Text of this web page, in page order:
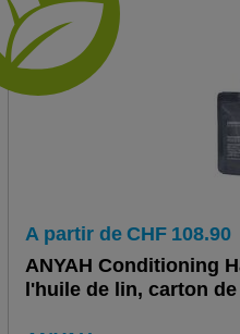
A partir de CHF 108.90
ANYAH Conditioning
l'huile de lin, carton